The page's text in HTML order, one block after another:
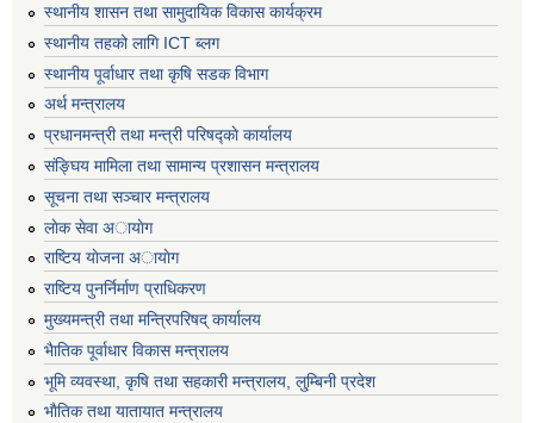
स्थानीय शासन तथा सामुदायिक विकास कार्यक्रम
स्थानीय तहको लागि ICT ब्लग
स्थानीय पूर्वाधार तथा कृषि सडक विभाग
अर्थ मन्त्रालय
प्रधानमन्त्री तथा मन्त्री परिषद्काे कार्यालय
संङ्घिय मामिला तथा सामान्य प्रशासन मन्त्रालय
सूचना तथा सञ्चार मन्त्रालय
लाेक सेवा अायाेग
राष्टिय याेजना अायाेग
राष्टिय पुनर्निर्माण प्राधिकरण
मुख्यमन्त्री तथा मन्त्रिपरिषद् कार्यालय
भैातिक पूर्वाधार विकास मन्त्रालय
भूमि व्यवस्था, कृषि तथा सहकारी मन्त्रालय, लु्म्बिनी प्रदेश
भाैतिक तथा यातायात मन्त्रालय